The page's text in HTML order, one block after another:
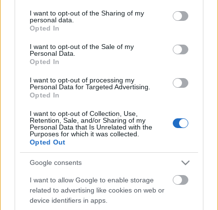
not limited to your visit or usage behaviour. You may click to
grant or deny consent to Google and its third-party tags to
use your data for below specified purposes in below Google
consent section.
I want to opt-out of the Sharing of my
personal data.
Opted In
I want to opt-out of the Sale of my
Personal Data.
Opted In
I want to opt-out of processing my
Personal Data for Targeted Advertising.
Opted In
I want to opt-out of Collection, Use,
Retention, Sale, and/or Sharing of my
Personal Data that Is Unrelated with the
Purposes for which it was collected.
Opted Out
Google consents
I want to allow Google to enable storage
related to advertising like cookies on web or
device identifiers in apps.
στην Ελλάδα - Σε
υψηλά επίπεδα οι
τρόφιμα
30-01-2024
κλίματος
Ιανουαρίου στην
από κατασκευές
29-01-2024
Παπαθανάσης: Όλο
μικρομεσαίες
επιχειρήσεις